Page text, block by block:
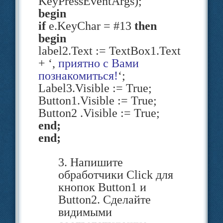
Основным событием кнопки
явля­ется Click. Для
создания обработчика
события Click для кнопки
можно по­ступить так же,
как и при создании
аналогичного обработчика
для формы: выбрать
событие на вкладке
События
двойной щелчок в
поле напротив события
Click. Можно просто
выполнить двойной щелчок
по кнопке. (Для формы
begin
ife.KeyChar = #13then
begin
label2.Text := TextBox1.Text
+ ‘,приятно с Вами
познакомиться!‘;
Label3.Visible := True;
Button1.Visible := True;
Button2 .Visible := True;
end;
end;
3. Напишите
обработчики Click для
кнопок Button1 и
Button2. Сделайте
видимыми